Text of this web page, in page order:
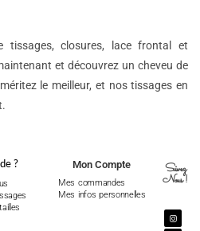
tissages, closures, lace frontal et
et découvrez un cheveu de
le meilleur, et nos tissages en
?
Mon Compte
Mes commandes
Mes infos personnelles
Suivez
Nous !